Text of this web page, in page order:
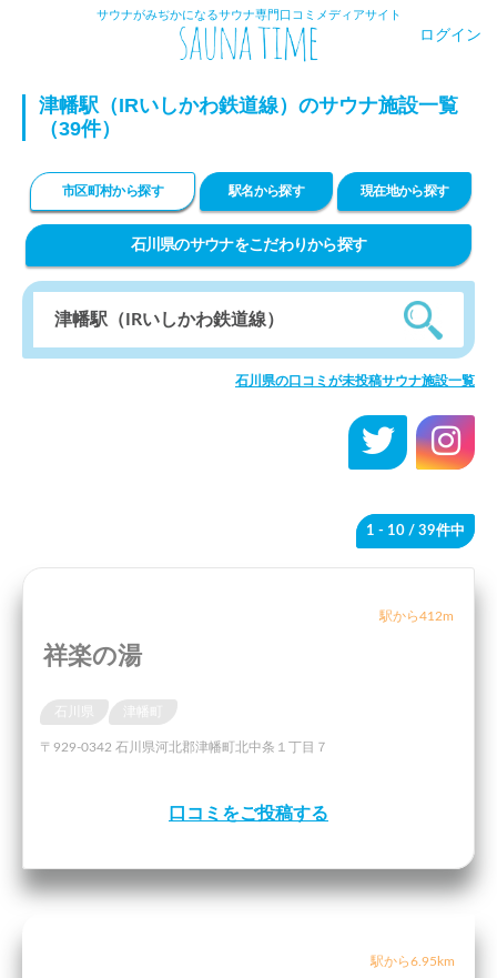
サウナがみぢかになるサウナ専門口コミメディアサイト
ログイン
津幡駅（IRいしかわ鉄道線）のサウナ施設一覧
（39件）
市区町村から探す 駅名から探す 現在地から探す
石川県のサウナをこだわりから探す
石川県の口コミが未投稿サウナ施設一覧
1 - 10 / 39件中
駅から412m
祥楽の湯
石川県
〒929-0342 石川県河北郡津幡町北中条１丁目７
口コミをご投稿する
駅から6.95km